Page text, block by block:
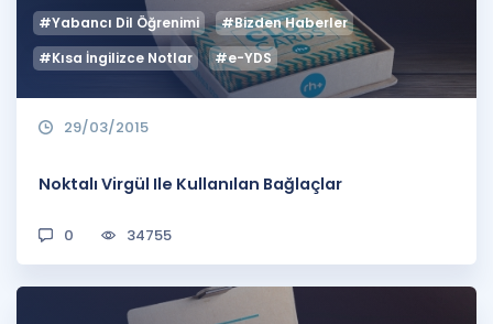
#Yabancı Dil Öğrenimi
#Bizden Haberler
#Kısa İngilizce Notlar
#e-YDS
29/03/2015
Noktalı Virgül Ile Kullanılan Bağlaçlar
0 34755